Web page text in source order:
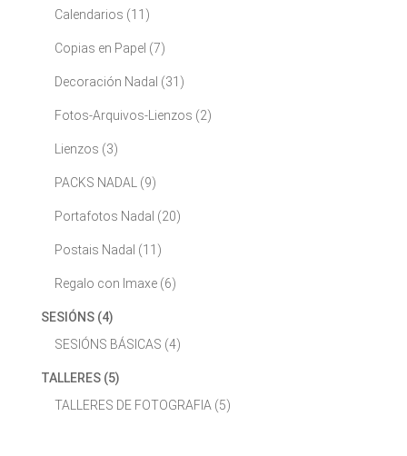
Calendarios (11)
Copias en Papel (7)
Decoración Nadal (31)
Fotos-Arquivos-Lienzos (2)
Lienzos (3)
PACKS NADAL (9)
Portafotos Nadal (20)
Postais Nadal (11)
Regalo con Imaxe (6)
SESIÓNS (4)
SESIÓNS BÁSICAS (4)
TALLERES (5)
TALLERES DE FOTOGRAFIA (5)